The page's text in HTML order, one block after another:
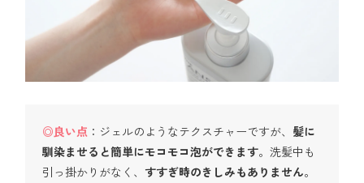
◎良い点 ：ジェルのようなテクスチャーですが、 髪に
馴染ませると簡単にモコモコ泡ができます。洗髪中も
引っ掛かりがなく、すすぎ時のきしみもありません。